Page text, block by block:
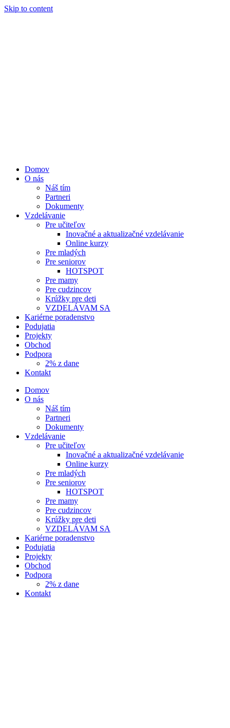
Skip to content
Domov
O nás
Náš tím
Partneri
Dokumenty
Vzdelávanie
Pre učiteľov
Inovačné a aktualizačné vzdelávanie
Online kurzy
Pre mladých
Pre seniorov
HOTSPOT
Pre mamy
Pre cudzincov
Krúžky pre deti
VZDELÁVAM SA
Kariérne poradenstvo
Podujatia
Projekty
Obchod
Podpora
2% z dane
Kontakt
Domov
O nás
Náš tím
Partneri
Dokumenty
Vzdelávanie
Pre učiteľov
Inovačné a aktualizačné vzdelávanie
Online kurzy
Pre mladých
Pre seniorov
HOTSPOT
Pre mamy
Pre cudzincov
Krúžky pre deti
VZDELÁVAM SA
Kariérne poradenstvo
Podujatia
Projekty
Obchod
Podpora
2% z dane
Kontakt